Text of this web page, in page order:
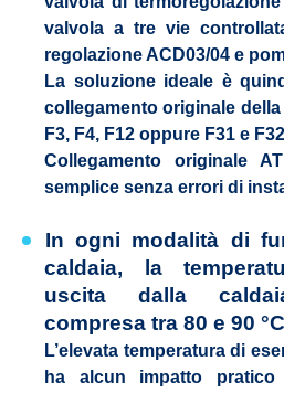
valvola a tre vie
regolazione ACD03/04 e
La soluzione ideale è
collegamento originale
F3, F4, F12 oppure F31 e F32
Collegamento originale
semplice senza errori di
In ogni modalità di
caldaia, la
uscita dalla
compresa tra 80 e 90 °C
L’elevata temperatura di
ha alcun impatto